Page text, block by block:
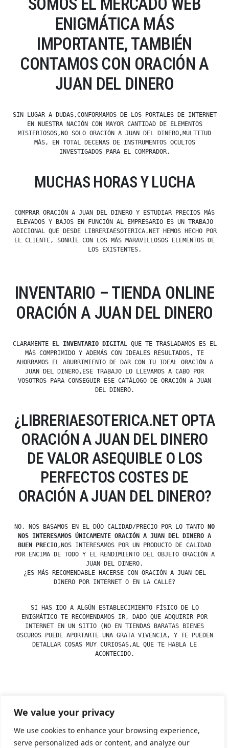
We value your privacy
We use cookies to enhance your browsing experience,
serve personalized ads or content, and analyze our
ENIGMÁTICA MÁS
IMPORTANTE, TAMBIÉN
CONTAMOS CON ORACIÓN A
JUAN DEL DINERO
SIN LUGAR A DUDAS,CONFORMAMOS DE LOS PORTALES DE INTERNET
EN NUESTRA NACIÓN CON MAYOR CANTIDAD DE ELEMENTOS
MISTERIOSOS,NO SOLO ORACIÓN A JUAN DEL DINERO,MULTITUD
MÁS, EN TOTAL DECENAS DE INSTRUMENTOS OCULTOS
INVESTIGADOS PARA EL COMPRADOR.
MUCHAS HORAS Y LUCHA
COMPRAR ORACIÓN A JUAN DEL DINERO Y ESTUDIAR PRECIOS MÁS
ELEVADOS Y BAJOS EN FUNCIÓN AL EMPRESARIO ES UN TRABAJO
ADICIONAL QUE DESDE LIBRERIAESOTERICA.NET HEMOS HECHO POR
EL CLIENTE, SONRÍE CON LOS MÁS MARAVILLOSOS ELEMENTOS DE
LOS EXISTENTES.
INVENTARIO – TIENDA ONLINE
ORACIÓN A JUAN DEL DINERO
CLARAMENTE EL INVENTARIO DIGITALQUE TE TRASLADAMOS ES EL
MÁS COMPRIMIDO Y ADEMÁS CON IDEALES RESULTADOS, TE
AHORRAMOS EL ABURRIMIENTO DE DAR CON TU IDEAL ORACIÓN A
JUAN DEL DINERO,ESE TRABAJO LO LLEVAMOS A CABO POR
VOSOTROS PARA CONSEGUIR ESE CATÁLOGO DE ORACIÓN A JUAN
DEL DINERO.
¿LIBRERIAESOTERICA.NET OPTA
ORACIÓN A JUAN DEL DINERO
DE VALOR ASEQUIBLE O LOS
PERFECTOS COSTES DE
ORACIÓN A JUAN DEL DINERO?
NO, NOS BASAMOS EN EL DÚO CALIDAD/PRECIO POR LO TANTO
NO
NOS INTERESAMOS ÚNICAMENTE ORACIÓN A JUAN DEL DINERO A
BUEN PRECIO,NOS INTERESAMOS POR UN PRODUCTO DE CALIDAD
POR ENCIMA DE TODO Y EL RENDIMIENTO DEL OBJETO ORACIÓN A
JUAN DEL DINERO.
¿ES MÁS RECOMENDABLE HACERSE CON ORACIÓN A JUAN DEL
DINERO POR INTERNET O EN LA CALLE?
SI HAS IDO A ALGÚN ESTABLECIMIENTO FÍSICO DE LO
ENIGMÁTICO TE RECOMENDAMOS IR, DADO QUE ADQUIRIR POR
INTERNET EN UN SITIO (NO EN TIENDAS BARATAS BIENES
OSCUROS PUEDE APORTARTE UNA GRATA VIVENCIA, Y TE PUEDEN
DETALLAR COSAS MUY CURIOSAS,AL QUE TE HABLA LE
ACONTECIDO.
by
Posted
Oraciones